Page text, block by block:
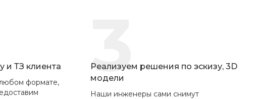
и ТЗ клиента
формате,
3
Реализуем решения по эскизу, 3D
модели
Наши инженеры сами снимут